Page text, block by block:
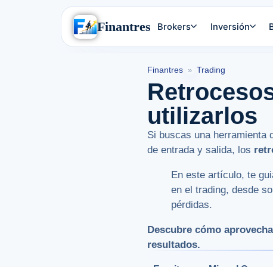
Finantres Brokers Inversión
Finantres » Trading
utilizarlos
Si buscas una herramienta
de entrada y salida, los
En este artículo, te
en el trading, desde
pérdidas.
Descubre cómo
resultados.